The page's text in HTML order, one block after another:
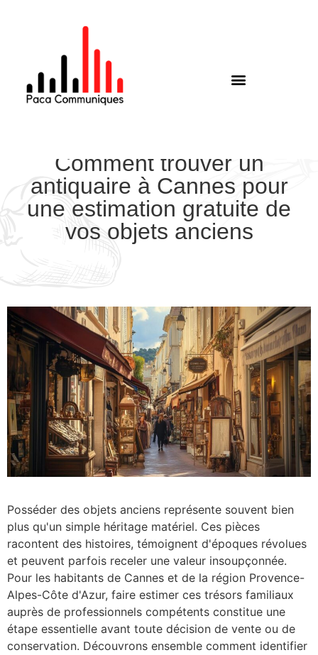
Comment trouver un
antiquaire à Cannes pour
une estimation gratuite de
vos objets anciens
Posséder des objets anciens représente souvent bien
plus qu'un simple héritage matériel. Ces pièces
racontent des histoires, témoignent d'époques révolues
et peuvent parfois receler une valeur insoupçonnée.
Pour les habitants de Cannes et de la région Provence-
Alpes-Côte d'Azur, faire estimer ces trésors familiaux
auprès de professionnels compétents constitue une
étape essentielle avant toute décision de vente ou de
conservation. Découvrons ensemble comment identifier